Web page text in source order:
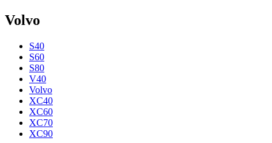
Volvo
S40
S60
S80
V40
Volvo
XC40
XC60
XC70
XC90